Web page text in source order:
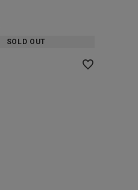
SOLD OUT